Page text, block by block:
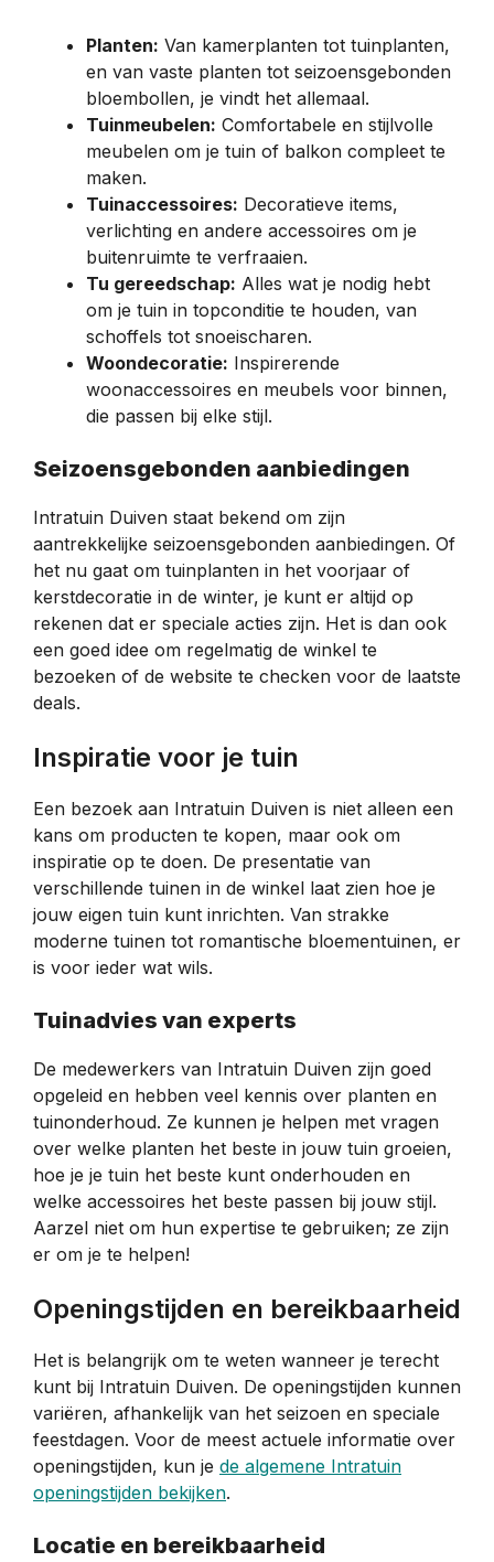
Planten: Van kamerplanten tot tuinplanten,
en van vaste planten tot seizoensgebonden
bloembollen, je vindt het allemaal.
Tuinmeubelen: Comfortabele en stijlvolle
meubelen om je tuin of balkon compleet te
maken.
Tuinaccessoires: Decoratieve items,
verlichting en andere accessoires om je
buitenruimte te verfraaien.
Tu gereedschap: Alles wat je nodig hebt
om je tuin in topconditie te houden, van
schoffels tot snoeischaren.
Woondecoratie: Inspirerende
woonaccessoires en meubels voor binnen,
die passen bij elke stijl.
Seizoensgebonden aanbiedingen
Intratuin Duiven staat bekend om zijn
aantrekkelijke seizoensgebonden aanbiedingen. Of
het nu gaat om tuinplanten in het voorjaar of
kerstdecoratie in de winter, je kunt er altijd op
rekenen dat er speciale acties zijn. Het is dan ook
een goed idee om regelmatig de winkel te
bezoeken of de website te checken voor de laatste
deals.
Inspiratie voor je tuin
Een bezoek aan Intratuin Duiven is niet alleen een
kans om producten te kopen, maar ook om
inspiratie op te doen. De presentatie van
verschillende tuinen in de winkel laat zien hoe je
jouw eigen tuin kunt inrichten. Van strakke
moderne tuinen tot romantische bloementuinen, er
is voor ieder wat wils.
Tuinadvies van experts
De medewerkers van Intratuin Duiven zijn goed
opgeleid en hebben veel kennis over planten en
tuinonderhoud. Ze kunnen je helpen met vragen
over welke planten het beste in jouw tuin groeien,
hoe je je tuin het beste kunt onderhouden en
welke accessoires het beste passen bij jouw stijl.
Aarzel niet om hun expertise te gebruiken; ze zijn
er om je te helpen!
Openingstijden en bereikbaarheid
Het is belangrijk om te weten wanneer je terecht
kunt bij Intratuin Duiven. De openingstijden kunnen
variëren, afhankelijk van het seizoen en speciale
feestdagen. Voor de meest actuele informatie over
openingstijden, kun je de algemene Intratuin
openingstijden bekijken.
Locatie en bereikbaarheid